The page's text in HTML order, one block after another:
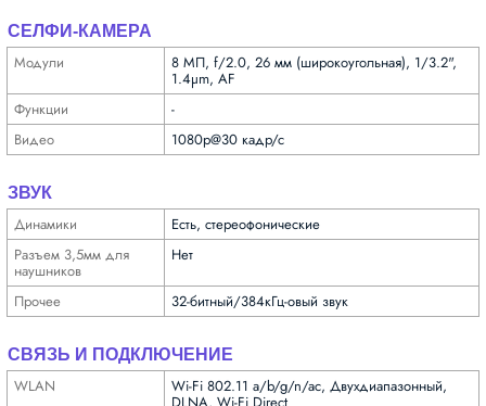
СЕЛФИ-КАМЕРА
Модули 8 МП, f/2.0, 26 мм (широкоугольная), 1/3.2",
1.4µm, AF
Функ­ции
-
Видео
1080p@30 кадр/с
ЗВУК
Динамики
Есть, стереофонические
Разъем 3,5мм для
науш­ников
Нет
Прочее 32-битный/384кГц-овый звук
СВЯЗЬ И ПОДКЛЮЧЕНИЕ
WLAN Wi-Fi 802.11 a/b/g/n/ac, Двухдиапазонный,